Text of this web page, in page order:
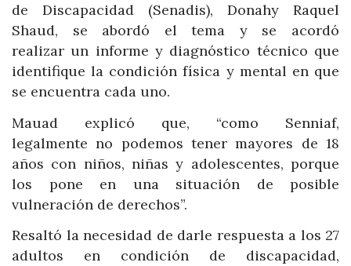
de Discapacidad (Senadis), Donahy Raquel
Shaud, se abordó el tema y se acordó
realizar un informe y diagnóstico técnico que
identifique la condición física y mental en que
se encuentra cada uno.
Mauad explicó que, “como Senniaf,
legalmente no podemos tener mayores de 18
años con niños, niñas y adolescentes, porque
los pone en una situación de posible
vulneración de derechos”.
Resaltó la necesidad de darle respuesta a los 27
adultos en condición de discapacidad,